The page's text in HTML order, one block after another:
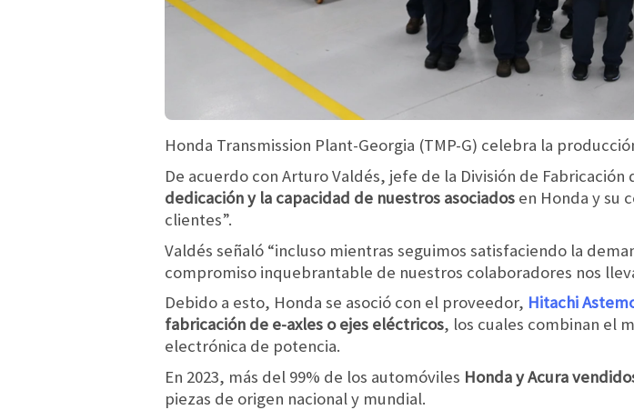
Honda Transmission Plant-Georgia (TMP-G) celebra la
De acuerdo con Arturo Valdés, jefe de la División de Fabricación
dedicación y la capacidad de nuestros asociados en Honda y su
clientes”.
Valdés señaló “incluso mientras seguimos satisfaciendo la
compromiso inquebrantable de nuestros colaboradores nos
Debido a esto, Honda se asoció con el proveedor, Hitachi
fabricación de e-axles o ejes eléctricos, los cuales combinan el
electrónica de potencia.
En 2023, más del 99% de los automóviles Honda y Acura
piezas de origen nacional y mundial.